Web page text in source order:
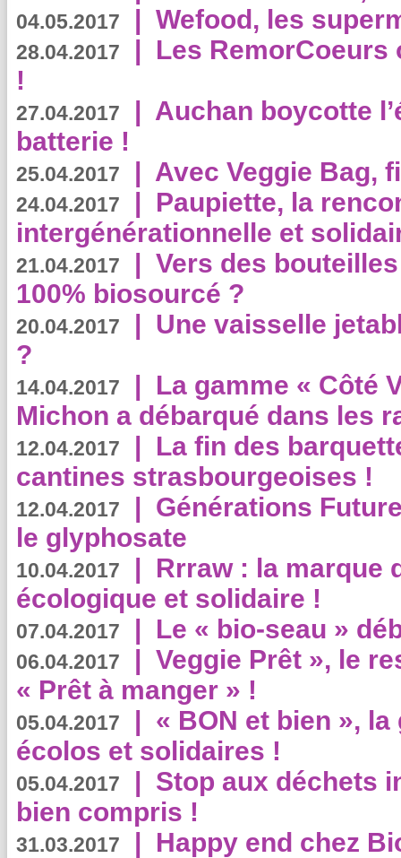
04.05.2017 | Wefood, les
28.04.2017 | Les RemorCoeurs
!
27.04.2017 | Auchan boycotte
batterie !
25.04.2017 | Avec Veggie Bag,
24.04.2017 | Paupiette, la
intergénérationnelle et
21.04.2017 | Vers des
100% biosourcé ?
20.04.2017 | Une vaisselle
?
14.04.2017 | La gamme « Côté
Michon a débarqué dans les
12.04.2017 | La fin des
cantines strasbourgeoises !
12.04.2017 | Générations
le glyphosate
10.04.2017 | Rrraw : la marque
écologique et solidaire !
07.04.2017 | Le « bio-seau »
06.04.2017 | Veggie Prêt », le
« Prêt à manger » !
05.04.2017 | « BON et bien »,
écolos et solidaires !
05.04.2017 | Stop aux déchets
bien compris !
31.03.2017 | Happy end chez